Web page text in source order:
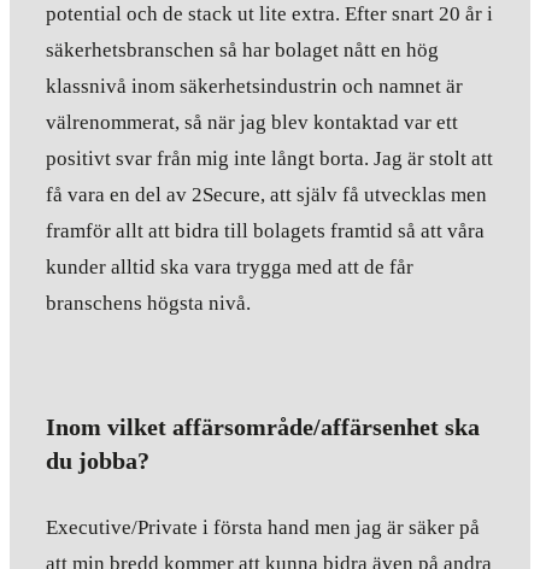
potential och de stack ut lite extra. Efter snart 20 år i
säkerhetsbranschen så har bolaget nått en hög
klassnivå inom säkerhetsindustrin och namnet är
välrenommerat, så när jag blev kontaktad var ett
positivt svar från mig inte långt borta. Jag är stolt att
få vara en del av 2Secure, att själv få utvecklas men
framför allt att bidra till bolagets framtid så att våra
kunder alltid ska vara trygga med att de får
branschens högsta nivå.
Inom vilket affärsområde/affärsenhet ska
du jobba?
Executive/Private i första hand men jag är säker på
att min bredd kommer att kunna bidra även på andra